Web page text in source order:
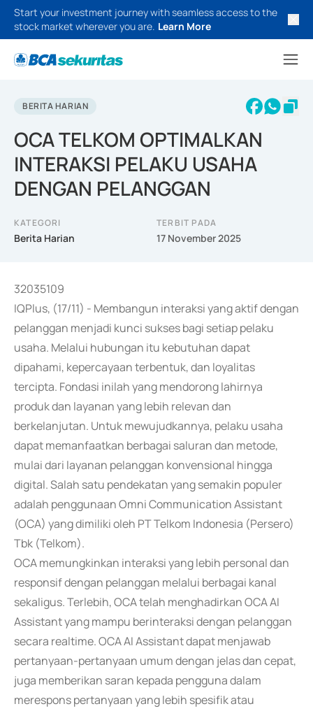
Start your investment journey with seamless access to the
stock market wherever you are. Learn More
BERITA HARIAN
OCA TELKOM OPTIMALKAN
INTERAKSI PELAKU USAHA
DENGAN PELANGGAN
KATEGORI
Berita Harian
TERBIT PADA
17 November 2025
32035109
IQPlus, (17/11) - Membangun interaksi yang aktif dengan
pelanggan menjadi kunci sukses bagi setiap pelaku
usaha. Melalui hubungan itu kebutuhan dapat
dipahami, kepercayaan terbentuk, dan loyalitas
tercipta. Fondasi inilah yang mendorong lahirnya
produk dan layanan yang lebih relevan dan
berkelanjutan. Untuk mewujudkannya, pelaku usaha
dapat memanfaatkan berbagai saluran dan metode,
mulai dari layanan pelanggan konvensional hingga
digital. Salah satu pendekatan yang semakin populer
adalah penggunaan Omni Communication Assistant
(OCA) yang dimiliki oleh PT Telkom Indonesia (Persero)
Tbk (Telkom).
OCA memungkinkan interaksi yang lebih personal dan
responsif dengan pelanggan melalui berbagai kanal
sekaligus. Terlebih, OCA telah menghadirkan OCA AI
Assistant yang mampu berinteraksi dengan pelanggan
secara realtime. OCA AI Assistant dapat menjawab
pertanyaan-pertanyaan umum dengan jelas dan cepat,
juga memberikan saran kepada pengguna dalam
merespons pertanyaan yang lebih spesifik atau